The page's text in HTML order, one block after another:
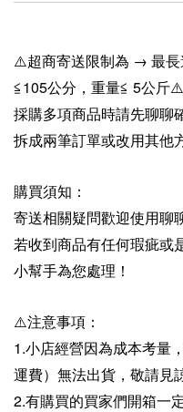
⚠️超商寄送限制為 → 最長
≦105公分，重量≦ 5公斤⚠️
採購多項商品時請先聊聊
拆成兩筆訂單或改用其他
購買須知：
寄送相關疑問歡迎使用聊
若收到商品有任何瑕疵或
小幫手為您處理！
⚠️注意事項：
1.小店經營因為成本考量
運費）無法出貨，敬請見
2.有購買的買家們開箱一